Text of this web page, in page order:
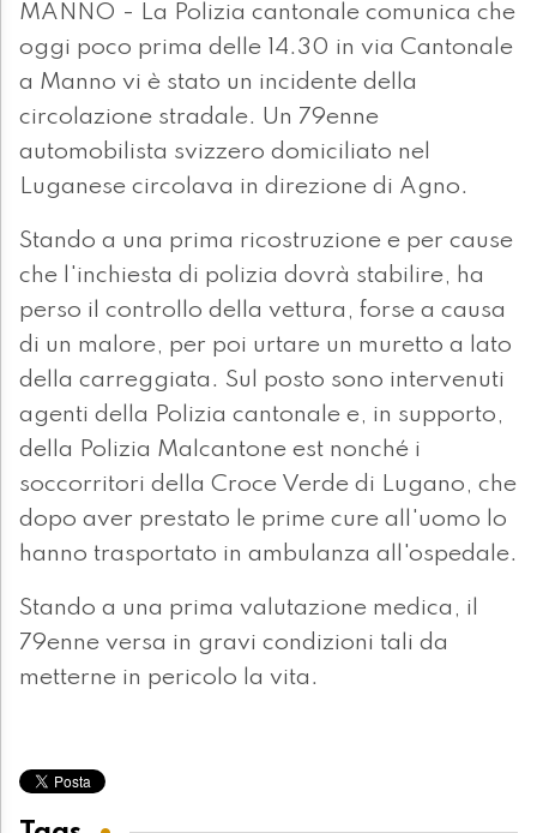
MANNO - La Polizia cantonale comunica che
oggi poco prima delle 14.30 in via Cantonale
a Manno vi è stato un incidente della
circolazione stradale. Un 79enne
automobilista svizzero domiciliato nel
Luganese circolava in direzione di Agno.
Stando a una prima ricostruzione e per cause
che l'inchiesta di polizia dovrà stabilire, ha
perso il controllo della vettura, forse a causa
di un malore, per poi urtare un muretto a lato
della carreggiata. Sul posto sono intervenuti
agenti della Polizia cantonale e, in supporto,
della Polizia Malcantone est nonché i
soccorritori della Croce Verde di Lugano, che
dopo aver prestato le prime cure all'uomo lo
hanno trasportato in ambulanza all'ospedale.
Stando a una prima valutazione medica, il
79enne versa in gravi condizioni tali da
metterne in pericolo la vita.